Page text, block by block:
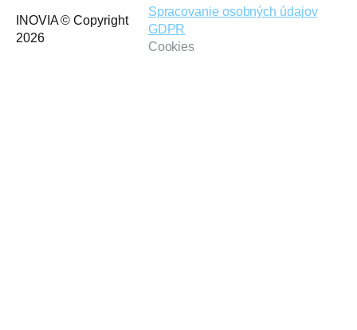
INOVIA © Copyright
2026
Spracovanie osobných údajov
GDPR
Cookies